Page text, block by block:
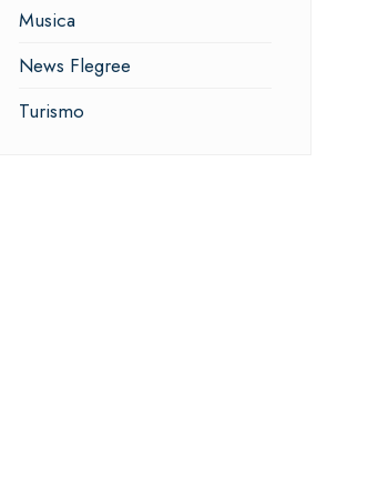
Musica
News Flegree
Turismo